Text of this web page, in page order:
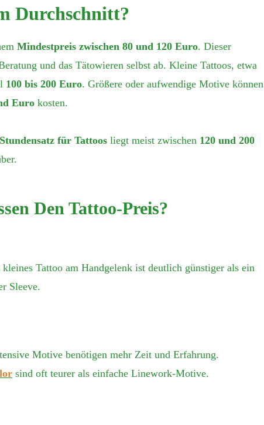
Durchschnitt?
Mindestpreis zwischen 80 und 120 Euro. Dieser
und das Tätowieren selbst ab. Kleine Tattoos, etwa
100 bis 200 Euro. Größere oder aufwendige Motive können
Euro kosten.
Stundensatz für Tattoos liegt meist zwischen 120 und 200
Den Tattoo-Preis?
Tattoo am Handgelenk ist deutlich günstiger als ein
Sleeve.
Motive benötigen mehr Zeit und Erfahrung.
sind oft teurer als einfache Linework-Motive.